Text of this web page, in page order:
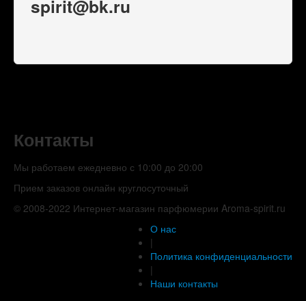
spirit@bk.ru
Контакты
Мы работаем ежедневно с 10:00 до 20:00
Прием заказов онлайн круглосуточный
© 2008-2022 Интернет-магазин парфюмерии Aroma-spirit.ru
О нас
|
Политика конфиденциальности
|
Наши контакты